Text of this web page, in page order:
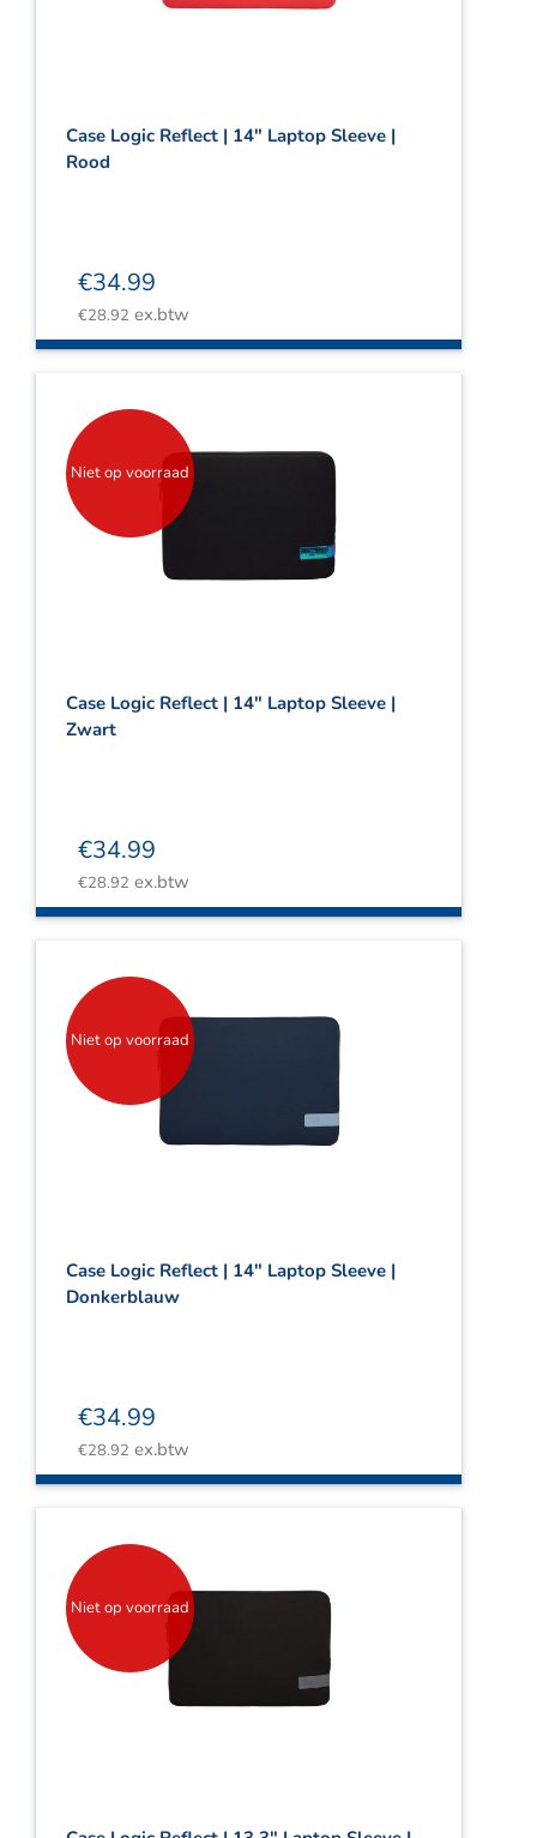
Case Logic Reflect | 14″ Laptop Sleeve |
Rood
€34.99
€28.92 ex.btw
Niet op voorraad
Case Logic Reflect | 14″ Laptop Sleeve |
Zwart
€34.99
€28.92 ex.btw
Niet op voorraad
Case Logic Reflect | 14″ Laptop Sleeve |
Donkerblauw
€34.99
€28.92 ex.btw
Niet op voorraad